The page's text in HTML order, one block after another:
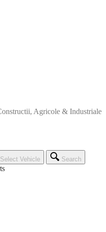
Agricole & Industriale
Select Vehicle Search